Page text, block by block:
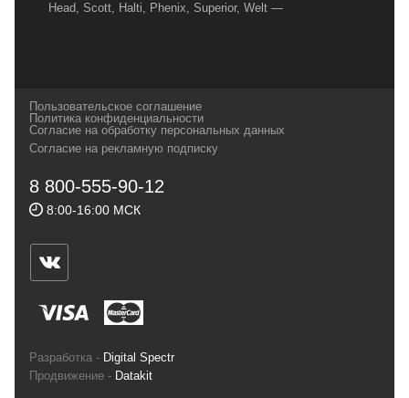
Head, Scott, Halti, Phenix, Superior, Welt —
и взыскательных путешественников,
спортсменов и отдыхающих.
Геннадьевич
ИНН 590300057023 ОГРН 304590319000121
ул.Советская, 25, магазин Басег.
Тел./факс (342) 2101242
Пользовательское соглашение
Политика конфиденциальности
Согласие на обработку персональных данных
Согласие на рекламную подписку
8 800-555-90-12
8:00-16:00 МСК
Разработка - Digital Spectr
Продвижение - Datakit